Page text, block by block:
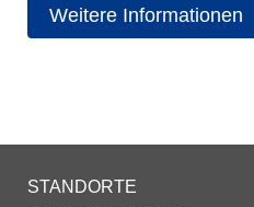
Weitere Informationen
STANDORTE